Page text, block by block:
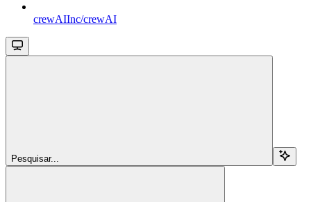
crewAIInc/crewAI
Pesquisar...